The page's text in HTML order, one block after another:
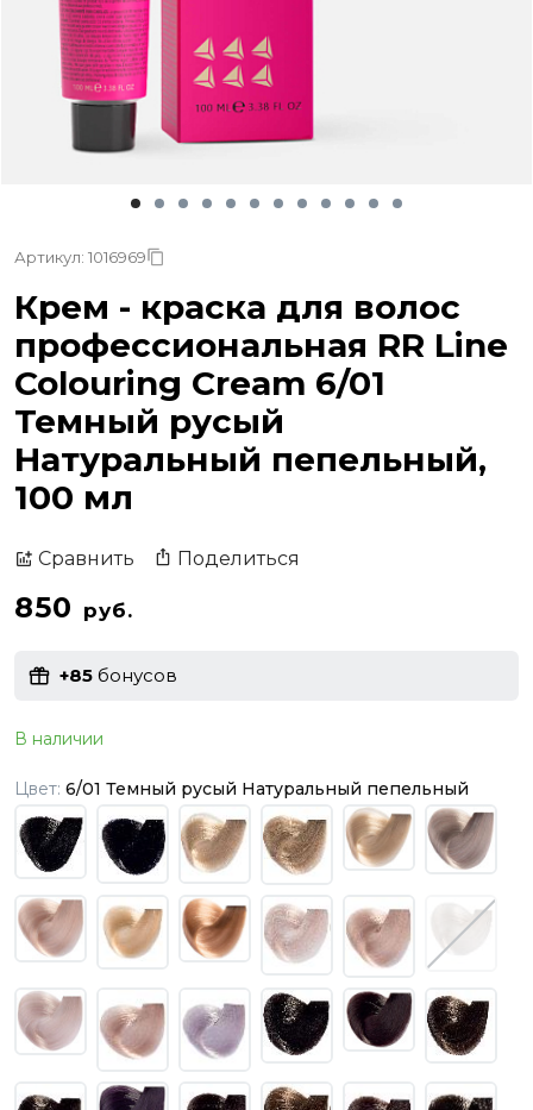
Артикул: 1016969
Крем - краска для волос
профессиональная RR Line
Colouring Cream 6/01
Темный русый
Натуральный пепельный,
100 мл
Сравнить Поделиться
850 руб.
+85 бонусов
В наличии
Цвет: 6/01 Темный русый Натуральный пепельный